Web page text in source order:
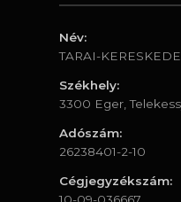
Név:
TARAI-
Székhely:
3300 Eger,
Adószám:
26238401-2-10
Cégjegyzékszám: